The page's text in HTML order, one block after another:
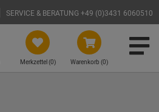
SERVICE & BERATUNG +49 (0)3431 6060510
Warenkorb (0)
Merkzettel (0)